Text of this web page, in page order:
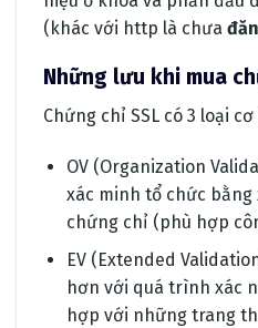
(khác với http là chưa
Những lưu khi mua
Chứng chỉ SSL có 3 loại
OV (Organization
xác minh tổ chức
chứng chỉ (phù hợp
EV (Extended
hơn với quá trình xác
hợp với những trang